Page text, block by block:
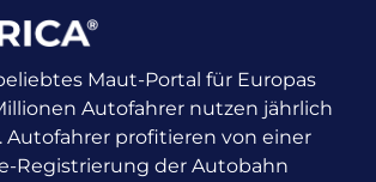
Maut-Portal für Europas
Autofahrer nutzen jährlich
Autofahrer profitieren von einer
Registrierung der Autobahn